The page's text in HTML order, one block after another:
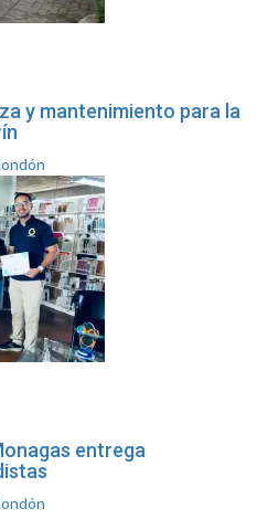
y mantenimiento para la
entrega